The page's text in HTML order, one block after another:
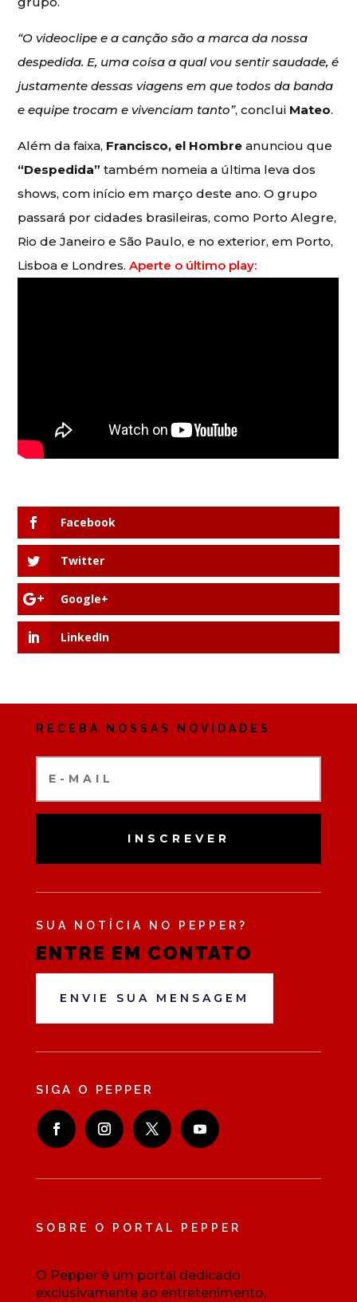
“O videoclipe e a canção são a marca da nossa
despedida. E, uma coisa a qual vou sentir saudade, é
justamente dessas viagens em que todos da banda
e equipe trocam e vivenciam tanto”, conclui Mateo.
Além da faixa, Francisco, el Hombre anunciou que
“Despedida”também nomeia a última leva dos
shows, com início em março deste ano. O grupo
passará por cidades brasileiras, como Porto Alegre,
Rio de Janeiro e São Paulo, e no exterior, em Porto,
Lisboa e Londres.Aperte o último play:
Facebook
Twitter
Google+
LinkedIn
RECEBA NOSSAS NOVIDADES
INSCREVER
SUA NOTÍCIA NO PEPPER?
ENTRE EM CONTATO
ENVIE SUA MENSAGEM
SIGA O PEPPER
SOBRE O PORTAL PEPPER
O Pepper é um portal dedicado
exclusivamente ao entretenimento,